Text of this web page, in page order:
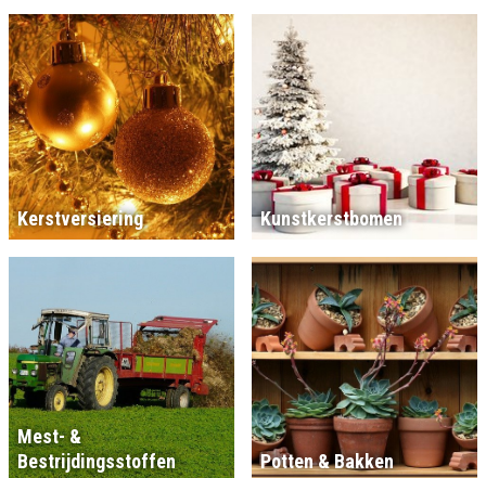
Kerstversiering Kunstkerstbomen
Mest- &
Bestrijdingsstoffen
Potten & Bakken